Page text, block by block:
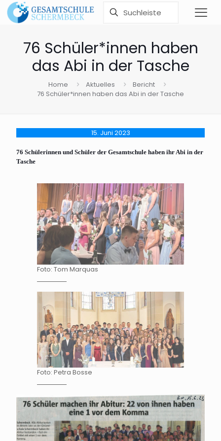
76 Schüler*innen haben
das Abi in der Tasche
Home Aktuelles
Bericht
76 Schüler*innen haben das Abi in der Tasche
15. Juni 2023
76 Schülerinnen und Schüler der Gesamtschule haben ihr Abi in der
Tasche
Foto: Tom Marquas
Foto: Petra Bosse